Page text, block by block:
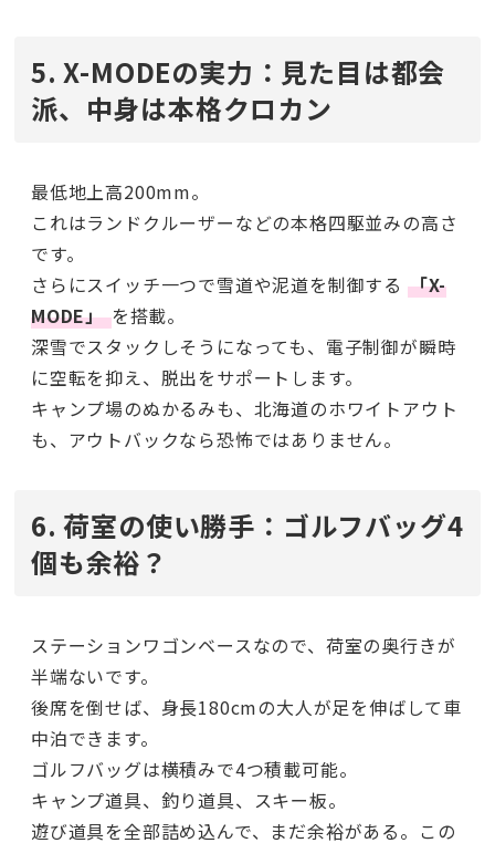
5. X-MODEの実力：見た目は都会
派、中身は本格クロカン
最低地上高200mm。
これはランドクルーザーなどの本格四駆並みの高さ
です。
さらにスイッチ一つで雪道や泥道を制御する 「X-
MODE」を搭載。
深雪でスタックしそうになっても、電子制御が瞬時
に空転を抑え、脱出をサポートします。
キャンプ場のぬかるみも、北海道のホワイトアウト
も、アウトバックなら恐怖ではありません。
6. 荷室の使い勝手：ゴルフバッグ4
個も余裕？
ステーションワゴンベースなので、荷室の奥行きが
半端ないです。
後席を倒せば、身長180cmの大人が足を伸ばして車
中泊できます。
ゴルフバッグは横積みで4つ積載可能。
キャンプ道具、釣り道具、スキー板。
遊び道具を全部詰め込んで、まだ余裕がある。この